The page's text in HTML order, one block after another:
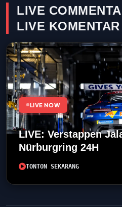
LIVE
LIVE KOMENTAR
LIVE NOW
LIVE: Verstappen
Nürburgring 24H
TONTON SEKARANG